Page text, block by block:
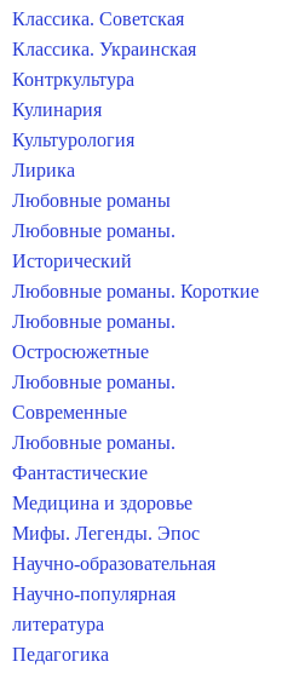
Классика. Советская
Классика. Украинская
Контркультура
Кулинария
Культурология
Лирика
Любовные романы
Любовные романы.
Исторический
Любовные романы. Короткие
Любовные романы.
Остросюжетные
Любовные романы.
Современные
Любовные романы.
Фантастические
Медицина и здоровье
Мифы. Легенды. Эпос
Научно-образовательная
Научно-популярная
литература
Педагогика